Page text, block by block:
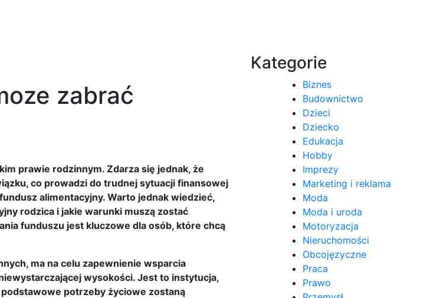
zabrać
prawie rodzinnym. Zdarza się jednak, że
co prowadzi do trudnej sytuacji finansowej
alimentacyjny. Warto jednak wiedzieć,
rodzica i jakie warunki muszą zostać
funduszu jest kluczowe dla osób, które chcą
ma na celu zapewnienie wsparcia
wysokości. Jest to instytucja,
potrzeby życiowe zostaną
Kategorie
Biznes
Budownictwo
Dzieci
Dziecko
Edukacja
Hobby
Imprezy
Marketing i reklama
Moda
Moda i uroda
Motoryzacja
Nieruchomości
Obcojęzyczne
Praca
Prawo